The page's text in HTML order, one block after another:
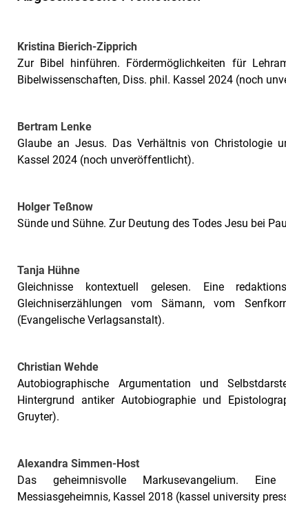
Kristina Bierich-Zipprich
Zur Bibel hinführen. Fördermöglichkeiten für
Bibelwissenschaften, Diss. phil. Kassel 2024 (noch
Bertram Lenke
Glaube an Jesus. Das Verhältnis von Christologie
Kassel 2024 (noch unveröffentlicht).
Holger Teßnow
Sünde und Sühne. Zur Deutung des Todes Jesu bei
Tanja Hühne
Gleichnisse kontextuell gelesen. Eine
Gleichniserzählungen vom Sämann, vom
(Evangelische Verlagsanstalt).
Christian Wehde
Autobiographische Argumentation und
Hintergrund antiker Autobiographie und
Gruyter).
Alexandra Simmen-Host
Das geheimnisvolle Markusevangelium.
Messiasgeheimnis, Kassel 2018 (kassel university